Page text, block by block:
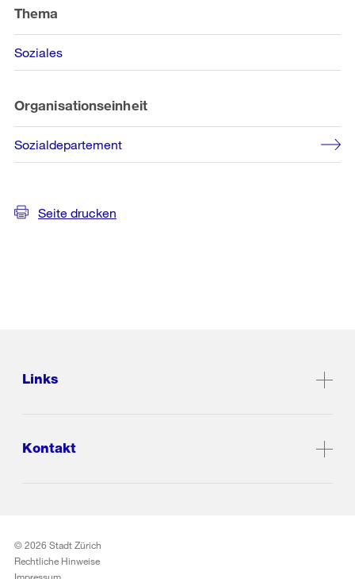
Informationen
Thema
Soziales
Organisationseinheit
Sozialdepartement
Seite drucken
Links
Kontakt
© 2026 Stadt Zürich
Rechtliche Hinweise
Impressum